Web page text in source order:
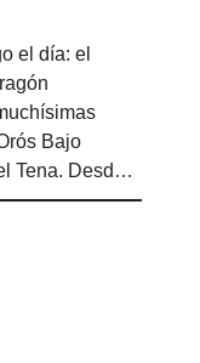
el día: el
Bajo
Tena. Desde
planificar
no
cuadrando